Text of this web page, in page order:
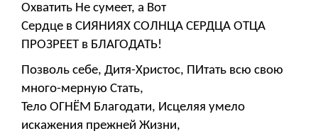
Охватить Не сумеет, а Вот
Сердце в СИЯНИЯХ СОЛНЦА СЕРДЦА ОТЦА
ПРОЗРЕЕТ в БЛАГОДАТЬ!
Позволь себе, Дитя-Христос, ПИтать всю свою
много-мерную Стать,
Тело ОГНЁМ Благодати, Исцеляя умело
искажения прежней Жизни,